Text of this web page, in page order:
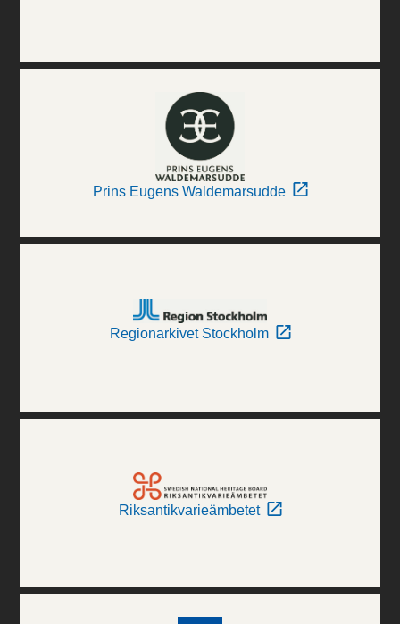
Prins Eugens Waldemarsudde
Regionarkivet Stockholm
Riksantikvarieämbetet